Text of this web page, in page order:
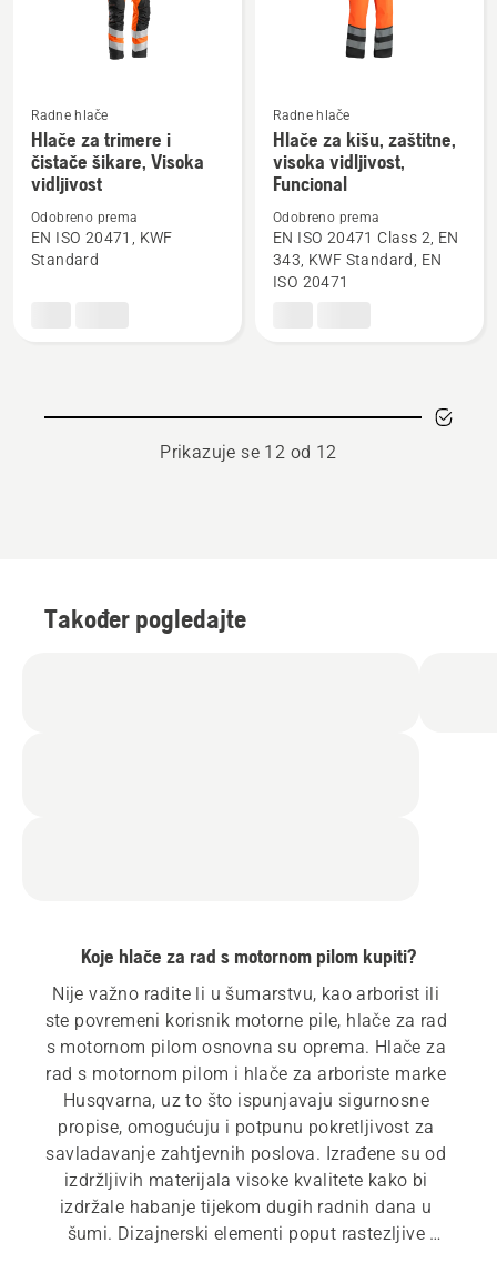
Pogledajte
više
detalja
Hlače
Radne hlače
Hlače za trimere i
čistače šikare, Visoka
vidljivost
Odobreno prema
EN ISO 20471, KWF
Standard
Pogledajte
više
detalja
Hlače
za
Radne hlače
Hlače za kišu, zaštitne,
visoka vidljivost,
Funcional
Odobreno prema
EN ISO 20471 Class 2, EN
343, KWF Standard, EN
ISO 20471
Prikazuje se 12 od 12
Također pogledajte
Koje hlače za rad s motornom pilom kupiti?
Nije važno radite li u šumarstvu, kao arborist ili
ste povremeni korisnik motorne pile, hlače za rad
s motornom pilom osnovna su oprema. Hlače za
rad s motornom pilom i hlače za arboriste marke
Husqvarna, uz to što ispunjavaju sigurnosne
propise, omogućuju i potpunu pokretljivost za
savladavanje zahtjevnih poslova. Izrađene su od
izdržljivih materijala visoke kvalitete kako bi
izdržale habanje tijekom dugih radnih dana u
šumi. Dizajnerski elementi poput rastezljive